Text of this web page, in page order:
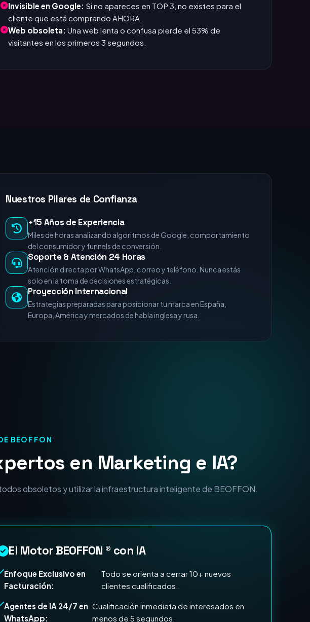
Respuesta lenta:El 78% de los clientes elige al primer negocio
que responde. Si tardas +1h, pierdes la venta.
Invisible en Google:Si no apareces en TOP 3, no existes para el
cliente que está comprando AHORA.
Nuestros Pilares de Confianza
+15 Años de Experiencia
Miles de horas analizando algoritmos de Google, comportamiento
del consumidor y funnels de conversión.
Soporte & Atención 24 Horas
Atención directa por WhatsApp, correo y teléfono. Nunca estás
solo en la toma de decisiones estratégicas.
Proyección Internacional
BEOFFON
en Marketing e IA?
El Motor BEOFFON ® con IA
Enfoque Exclusivo en
Facturación:
Todo se orienta a cerrar 10+ nuevos
clientes cualificados.